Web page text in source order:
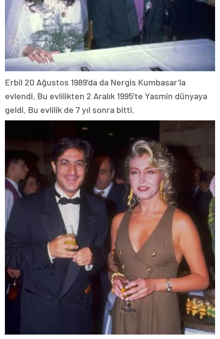
Erbil 20 Ağustos 1989’da da Nergis Kumbasar’la
evlendi. Bu evlilikten 2 Aralık 1995’te Yasmin dünyaya
geldi. Bu evlilik de 7 yıl sonra bitti.